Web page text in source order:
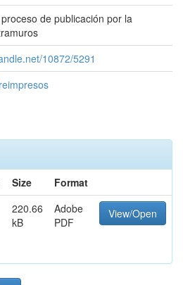
de publicación por la
10872/5291
Size
Format
220.66
kB
Adobe
PDF
View/Open